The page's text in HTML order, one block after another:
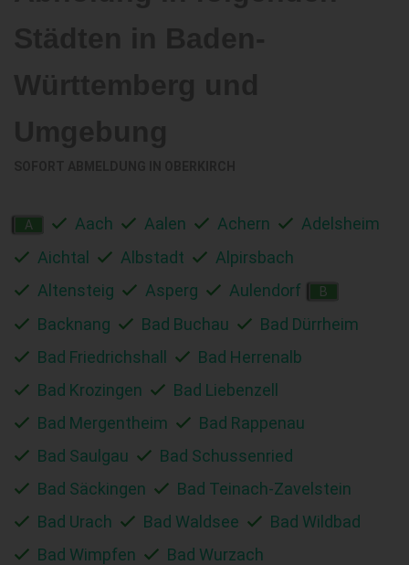
A Aach Aalen Achern
Adelsheim
Aichtal
Albstadt
Alpirsbach
Altensteig
Asperg Aulendorf B
Backnang Bad Buchau
Bad Dürrheim
Bad Friedrichshall
Bad Herrenalb
Bad Krozingen
Bad Liebenzell
Bad Mergentheim
Bad Rappenau
Bad Saulgau
Bad Schussenried
Bad Säckingen
Bad Teinach-Zavelstein
Bad Urach
Bad Waldsee
Bad Wildbad
Bad Wimpfen
Bad Wurzach